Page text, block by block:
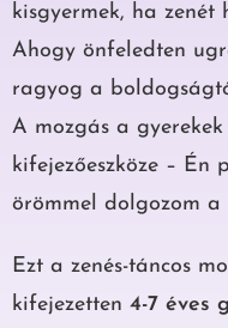
kisgyermek, ha zenét
Ahogy önfeledten
ragyog a
A mozgás a
kifejezőeszköze – Én
örömmel dolgozom a
Ezt a zenés-táncos
kifejezetten 4-7 éves